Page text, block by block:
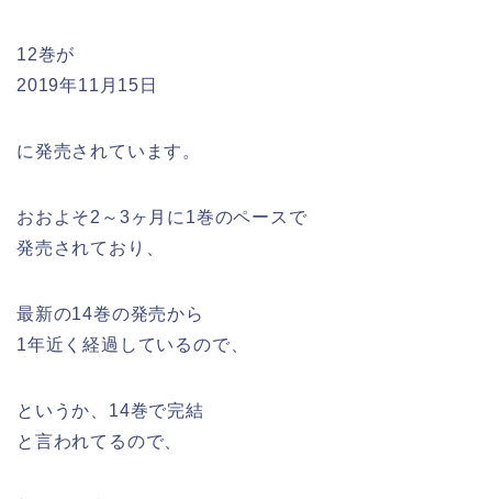
12巻が
2019年11月15日
に発売されています。
おおよそ2～3ヶ月に1巻のペースで
発売されており、
最新の14巻の発売から
1年近く経過しているので、
というか、14巻で完結
と言われてるので、